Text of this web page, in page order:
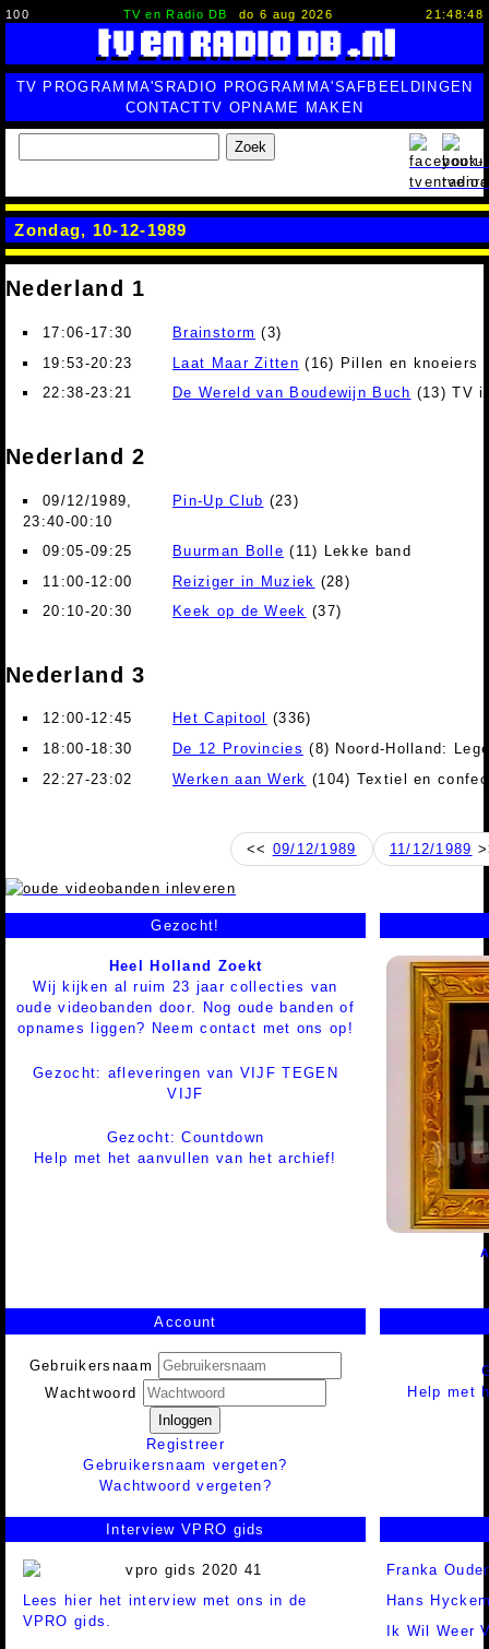
100 TV en Radio DB do 6 aug 2026 21:48:49
TV PROGRAMMA'S RADIO PROGRAMMA'SAFBEELDINGEN
CONTACTTV OPNAME MAKEN
Zoek
Zondag, 10-12-1989
Nederland 1
17:06-17:30 Brainstorm (3)
19:53-20:23
Laat Maar Zitten (16) Pillen en knoeiers
22:38-23:21
De Wereld van Boudewijn Buch (13) TV
Nederland 2
09/12/1989,
23:40-00:10
Pin-Up Club (23)
09:05-09:25 Buurman Bolle (11) Lekke band
11:00-12:00
Reiziger in Muziek (28)
20:10-20:30
Keek op de Week (37)
Nederland 3
12:00-12:45 Het Capitool
(336)
18:00-18:30
De 12 Provincies (8) Noord-Holland:
22:27-23:02
Werken aan Werk (104) Textiel en
<< 09/12/1989 11/12/1989
Gezocht!
Heel Holland Zoekt
Wij kijken al ruim 23 jaar collecties van
oude videobanden door. Nog oude banden of
opnames liggen? Neem contact met ons op!
Gezocht: afleveringen van VIJF TEGEN
VIJF
Gezocht: Countdown
Help met het aanvullen van het archief!
Account
Gebruikersnaam
Wachtwoord
Inloggen
Registreer
Gebruikersnaam vergeten?
Wachtwoord vergeten?
Help met
Interview VPRO gids
Lees hier het interview met ons in de
VPRO gids.
Franka
Hans
Ik Wil Weer